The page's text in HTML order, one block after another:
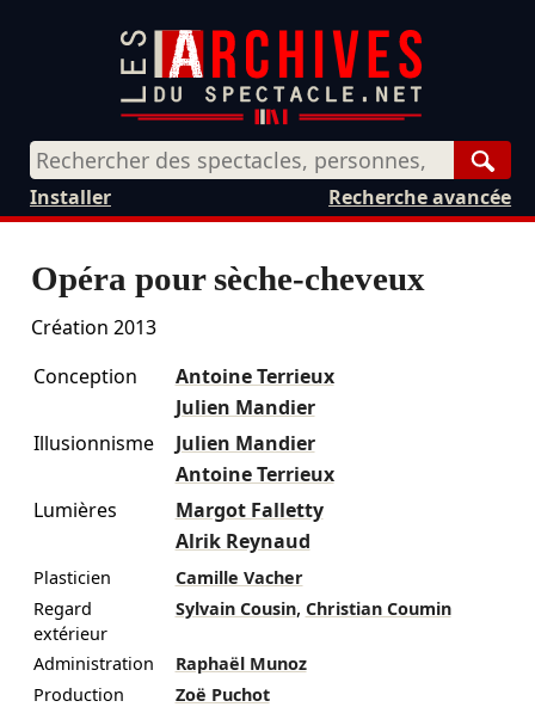
Recherche avancée
Installer
Opéra pour sèche-cheveux
Création 2013
Conception
Antoine Terrieux
Julien Mandier
Illusionnisme
Julien Mandier
Antoine Terrieux
Lumières
Margot Falletty
Alrik Reynaud
Plasticien
Camille Vacher
Regard
extérieur
Sylvain Cousin, Christian Coumin
Administration
Raphaël Munoz
Production
Zoë Puchot